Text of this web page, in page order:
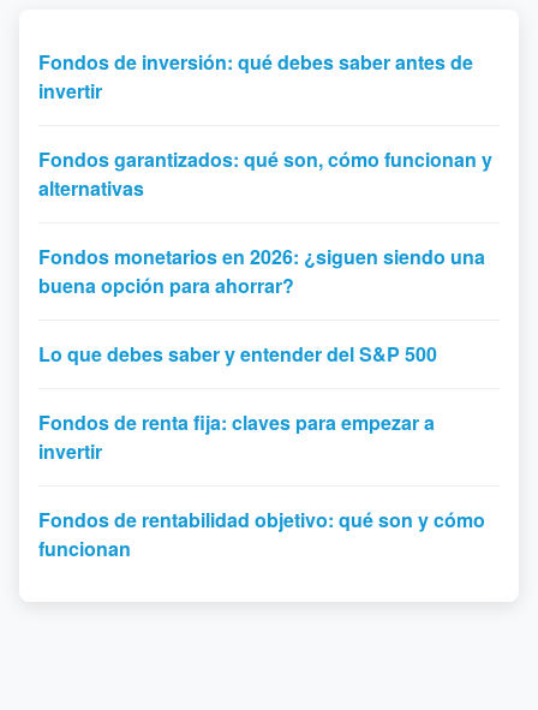
Fondos de inversión: qué debes saber antes de
invertir
Fondos garantizados: qué son, cómo funcionan y
alternativas
Fondos monetarios en 2026: ¿siguen siendo una
buena opción para ahorrar?
Lo que debes saber y entender del S&P 500
Fondos de renta fija: claves para empezar a
invertir
Fondos de rentabilidad objetivo: qué son y cómo
funcionan